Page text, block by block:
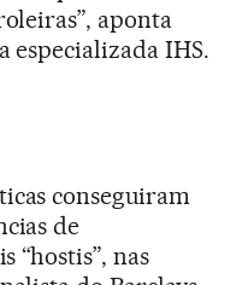
aponta
especializada IHS.
conseguiram
de
“hostis”, nas